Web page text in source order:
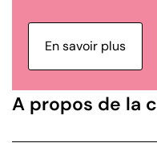
En savoir plus
A propos de la